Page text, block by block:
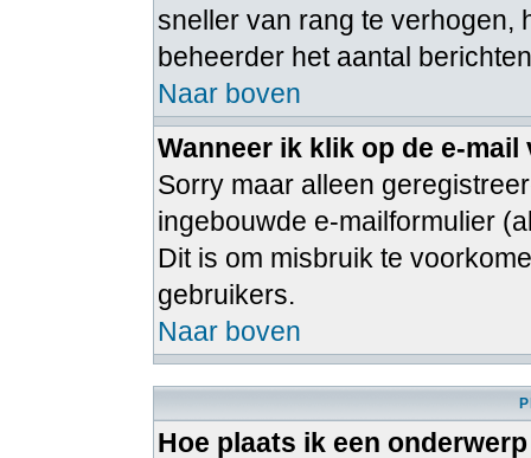
sneller van rang te verhogen,
beheerder het aantal
Naar boven
Wanneer ik klik op de e-
Sorry maar alleen
ingebouwde e-mailformulier
Dit is om misbruik te
gebruikers.
Naar boven
Hoe plaats ik een